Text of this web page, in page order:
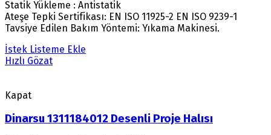
Statik Yükleme : Antistatik
Ateşe Tepki Sertifikası: EN ISO 11925-2 EN ISO 9239-1
Tavsiye Edilen Bakım Yöntemi: Yıkama Makinesi.
İstek Listeme Ekle
Hızlı Gözat
Kapat
Dinarsu 1311184012 Desenli Proje Halısı